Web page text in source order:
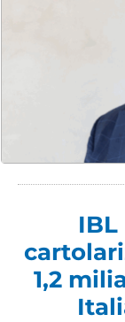
1,2